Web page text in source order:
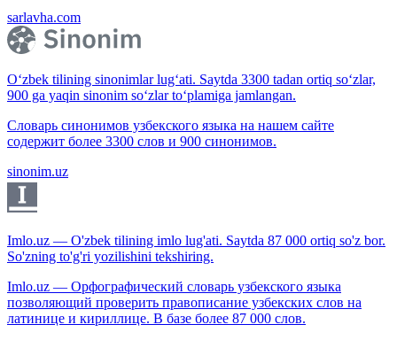
sarlavha.com
O‘zbek tilining sinonimlar lug‘ati. Saytda 3300 tadan ortiq so‘zlar,
900 ga yaqin sinonim so‘zlar to‘plamiga jamlangan.
Словарь синонимов узбекского языка на нашем сайте
содержит более 3300 слов и 900 синонимов.
sinonim.uz
Imlo.uz — O'zbek tilining imlo lug'ati. Saytda 87 000 ortiq so'z bor.
So'zning to'g'ri yozilishini tekshiring.
Imlo.uz — Орфографический словарь узбекского языка
позволяющий проверить правописание узбекских слов на
латинице и кириллице. В базе более 87 000 слов.